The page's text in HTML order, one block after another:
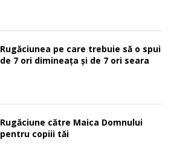
Rugăciunea pe care trebuie să o spui
de 7 ori dimineața și de 7 ori seara
Rugăciune către Maica Domnului
pentru copiii tăi